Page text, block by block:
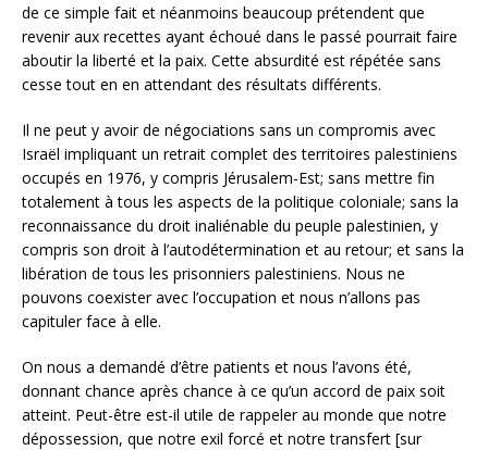
de ce simple fait et néanmoins beaucoup prétendent que
revenir aux recettes ayant échoué dans le passé pourrait faire
aboutir la liberté et la paix. Cette absurdité est répétée sans
cesse tout en en attendant des résultats différents.
Il ne peut y avoir de négociations sans un compromis avec
Israël impliquant un retrait complet des territoires palestiniens
occupés en 1976, y compris Jérusalem-Est; sans mettre fin
totalement à tous les aspects de la politique coloniale; sans la
reconnaissance du droit inaliénable du peuple palestinien, y
compris son droit à l’autodétermination et au retour; et sans la
libération de tous les prisonniers palestiniens. Nous ne
pouvons coexister avec l’occupation et nous n’allons pas
capituler face à elle.
On nous a demandé d’être patients et nous l’avons été,
donnant chance après chance à ce qu’un accord de paix soit
atteint. Peut-être est-il utile de rappeler au monde que notre
dépossession, que notre exil forcé et notre transfert [sur